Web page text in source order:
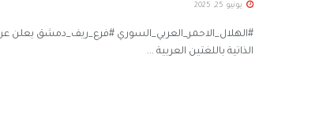
يونيو 25, 2025
الذاتية باللغتين العربية ...